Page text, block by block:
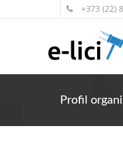
+373 (22)
Profil